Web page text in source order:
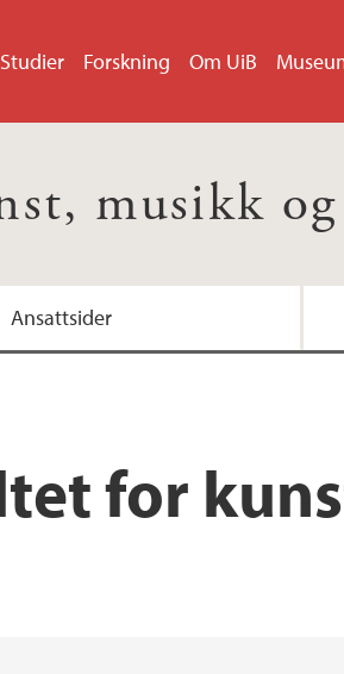
Studier Forskning Om UiB
musikk og
Ansattsider
for